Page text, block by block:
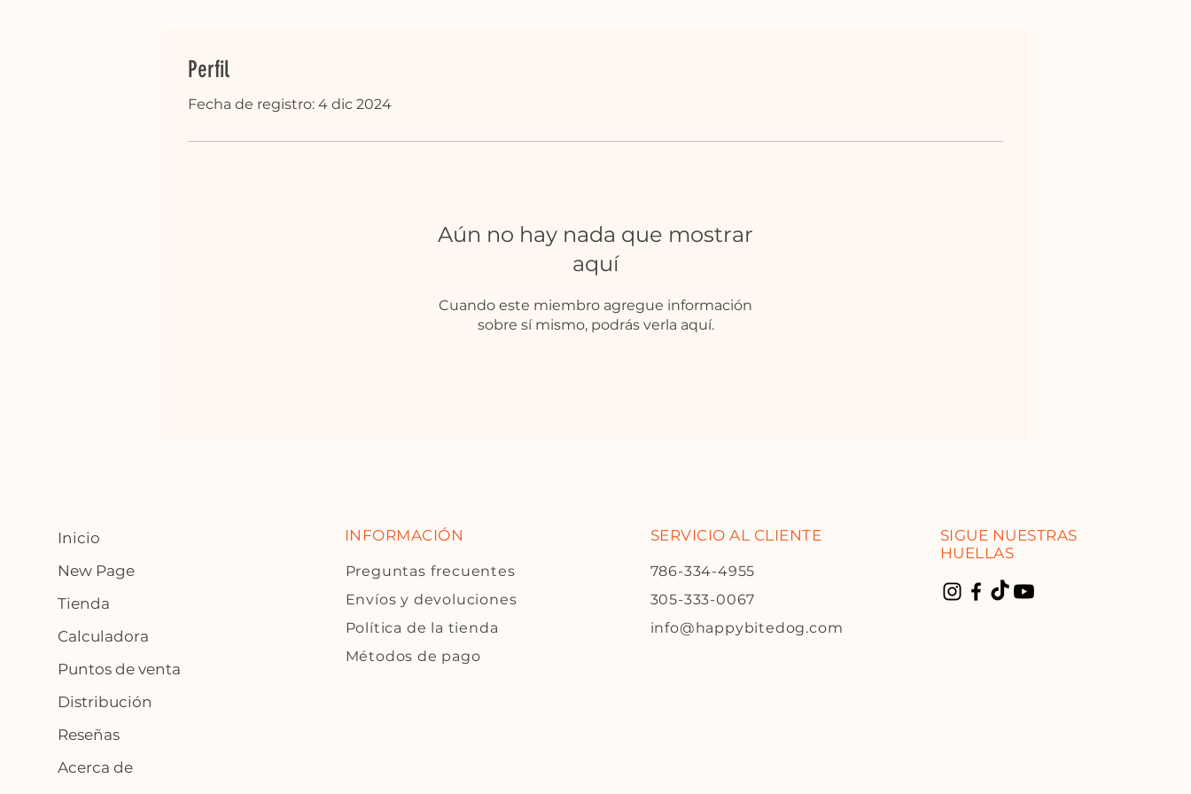
Perfil
Fecha de registro: 4 dic 2024
Aún no hay nada que mostrar
aquí
Cuando este miembro agregue información
sobre sí mismo, podrás verla aquí.
Inicio
New Page
Tienda
Calculadora
Puntos de venta
Distribución
Reseñas
Acerca de
INFORMACIÓN
Preguntas frecuentes
Envíos y devoluciones
Política de la tienda
Métodos de pago
SERVICIO AL CLIENTE
786-334-4955
305-333-0067
info@happybitedog.com
SIGUE NUESTRAS
HUELLAS